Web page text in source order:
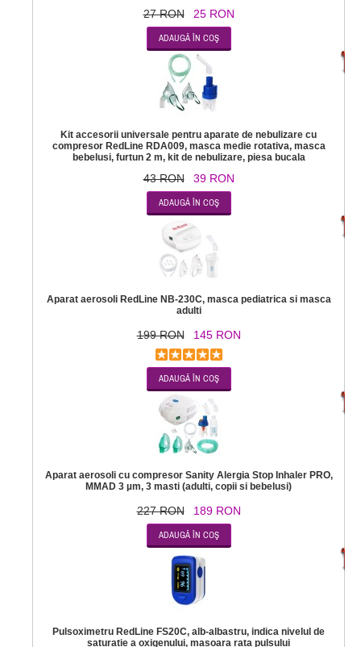
27 RON 25 RON
Kit accesorii universale pentru aparate de nebulizare cu
compresor RedLine RDA009, masca medie rotativa, masca
bebelusi, furtun 2 m, kit de nebulizare, piesa bucala
43 RON 39 RON
Aparat aerosoli RedLine NB-230C, masca pediatrica si masca
adulti
199 RON 145 RON
Aparat aerosoli cu compresor Sanity Alergia Stop Inhaler PRO,
MMAD 3 µm, 3 masti (adulti, copii si bebelusi)
227 RON 189 RON
Pulsoximetru RedLine FS20C, alb-albastru, indica nivelul de
saturatie a oxigenului, masoara rata pulsului